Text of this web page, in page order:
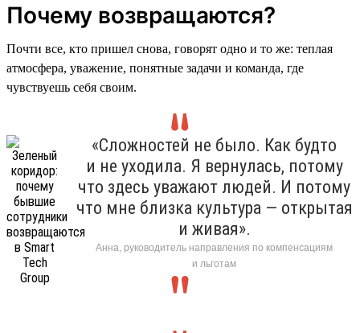
Почему возвращаются?
Почти все, кто пришел снова, говорят одно и то же: теплая
атмосфера, уважение, понятные задачи и команда, где
чувствуешь себя своим.
«Сложностей не было. Как будто
и не уходила. Я вернулась, потому
что здесь уважают людей. И потому
что мне близка культура — открытая
и живая».
Анна, руководитель направления по компенсациям
и льготам